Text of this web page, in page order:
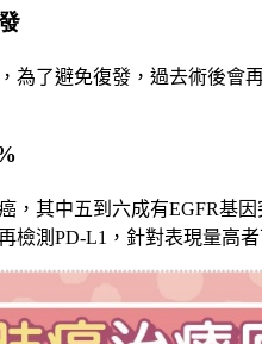
為了避免復發，過去術後會
，其中五到六成有EGFR基因
檢測 PD-L1 ， 針對表現量高